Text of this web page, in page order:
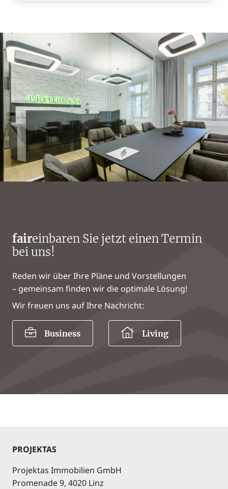
faireinbaren Sie jetzt einen Termin
bei uns!
Reden wir über Ihre Pläne und Vorstellungen
– gemeinsam finden wir die optimale Lösung!
Wir freuen uns auf Ihre Nachricht:
Business Living
PROJEKTAS
Projektas Immobilien GmbH
Promenade 9, 4020 Linz